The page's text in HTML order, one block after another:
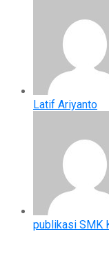
Latif Ariyanto
publikasi SMK